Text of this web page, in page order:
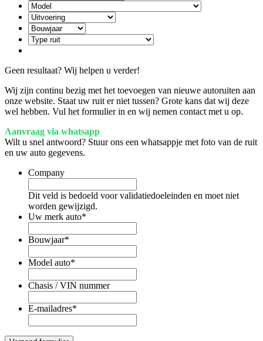
Geen resultaat? Wij helpen u verder!
Wij zijn continu bezig met het toevoegen van nieuwe autoruiten aan
onze website. Staat uw ruit er niet tussen? Grote kans dat wij deze
wel hebben. Vul het formulier in en wij nemen contact met u op.
Aanvraag via whatsapp
Wilt u snel antwoord? Stuur ons een whatsappje met foto van de ruit
en uw auto gegevens.
Company
Dit veld is bedoeld voor validatiedoeleinden en moet niet
worden gewijzigd.
Uw merk auto*
Bouwjaar*
Model auto*
Chasis / VIN nummer
E-mailadres*